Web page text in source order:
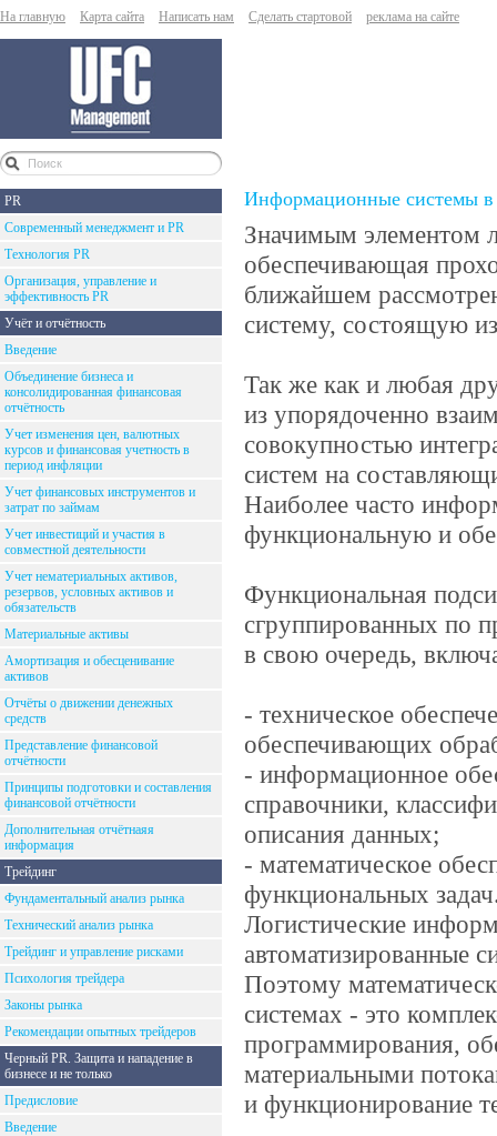
На главную Карта сайта Написать нам Сделать стартовой реклама на сайте
PR
Современный менеджмент и PR
Технология PR
Организация, управление и
эффективность PR
Учёт и отчётность
Введение
Объединение бизнеса и
консолидированная финансовая
отчётность
Учет изменения цен, валютных
курсов и финансовая учетность в
период инфляции
Учет финансовых инструментов и
затрат по займам
Учет инвестиций и участия в
совместной деятельности
Учет нематериальных активов,
резервов, условных активов и
обязательств
Материальные активы
Амортизация и обесценивание
активов
Отчёты о движении денежных
средств
Представление финансовой
отчётности
Принципы подготовки и составления
финансовой отчётности
Дополнительная отчётнаяя
информация
Трейдинг
Фундаментальный анализ рынка
Технический анализ рынка
Трейдинг и управление рисками
Психология трейдера
Законы рынка
Рекомендации опытных трейдеров
Черный PR. Защита и нападение в
бизнесе и не только
Предисловие
Введение
Информационные системы в
Значимым элементом
обеспечивающая
ближайшем
систему, состоящую
Так же как и любая
из упорядоченно
совокупностью
систем на
Наиболее часто
функциональную и
Функциональная
сгруппированных по
в свою очередь,
- техническое
обеспечивающих
- информационное
справочники,
описания данных;
- математическое
функциональных
Логистические
автоматизированные
Поэтому
системах - это
программирования,
материальными
и функционирование